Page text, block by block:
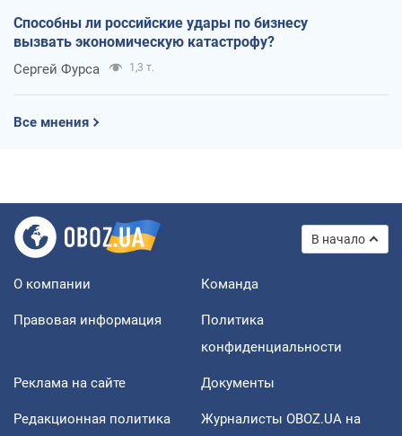
Способны ли российские удары по бизнесу
вызвать экономическую катастрофу?
Сергей Фурса 1,3 т.
Все мнения
В начало
О компании Команда
Правовая информация
Политика
конфиденциальности
Реклама на сайте Документы
Редакционная политика
Журналисты OBOZ.UA на